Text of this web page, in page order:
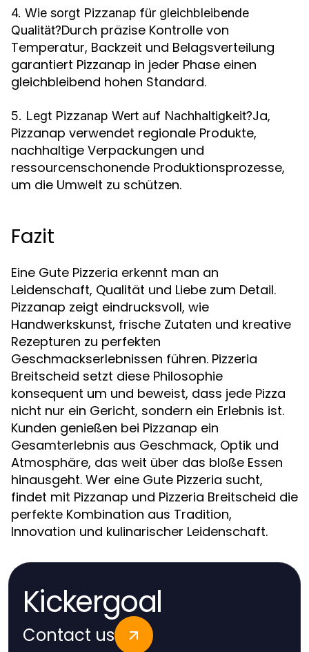
4. Wie sorgt Pizzanap für gleichbleibende
Qualität?Durch präzise Kontrolle von
Temperatur, Backzeit und Belagsverteilung
garantiert Pizzanap in jeder Phase einen
gleichbleibend hohen Standard.
5. Legt Pizzanap Wert auf Nachhaltigkeit?Ja,
Pizzanap verwendet regionale Produkte,
nachhaltige Verpackungen und
ressourcenschonende Produktionsprozesse,
um die Umwelt zu schützen.
Fazit
Eine Gute Pizzeria erkennt man an
Leidenschaft, Qualität und Liebe zum Detail.
Pizzanap zeigt eindrucksvoll, wie
Handwerkskunst, frische Zutaten und kreative
Rezepturen zu perfekten
Geschmackserlebnissen führen. Pizzeria
Breitscheid setzt diese Philosophie
konsequent um und beweist, dass jede Pizza
nicht nur ein Gericht, sondern ein Erlebnis ist.
Kunden genießen bei Pizzanap ein
Gesamterlebnis aus Geschmack, Optik und
Atmosphäre, das weit über das bloße Essen
hinausgeht. Wer eine Gute Pizzeria sucht,
findet mit Pizzanap und Pizzeria Breitscheid die
perfekte Kombination aus Tradition,
Innovation und kulinarischer Leidenschaft.
Kickergoal
Contact us